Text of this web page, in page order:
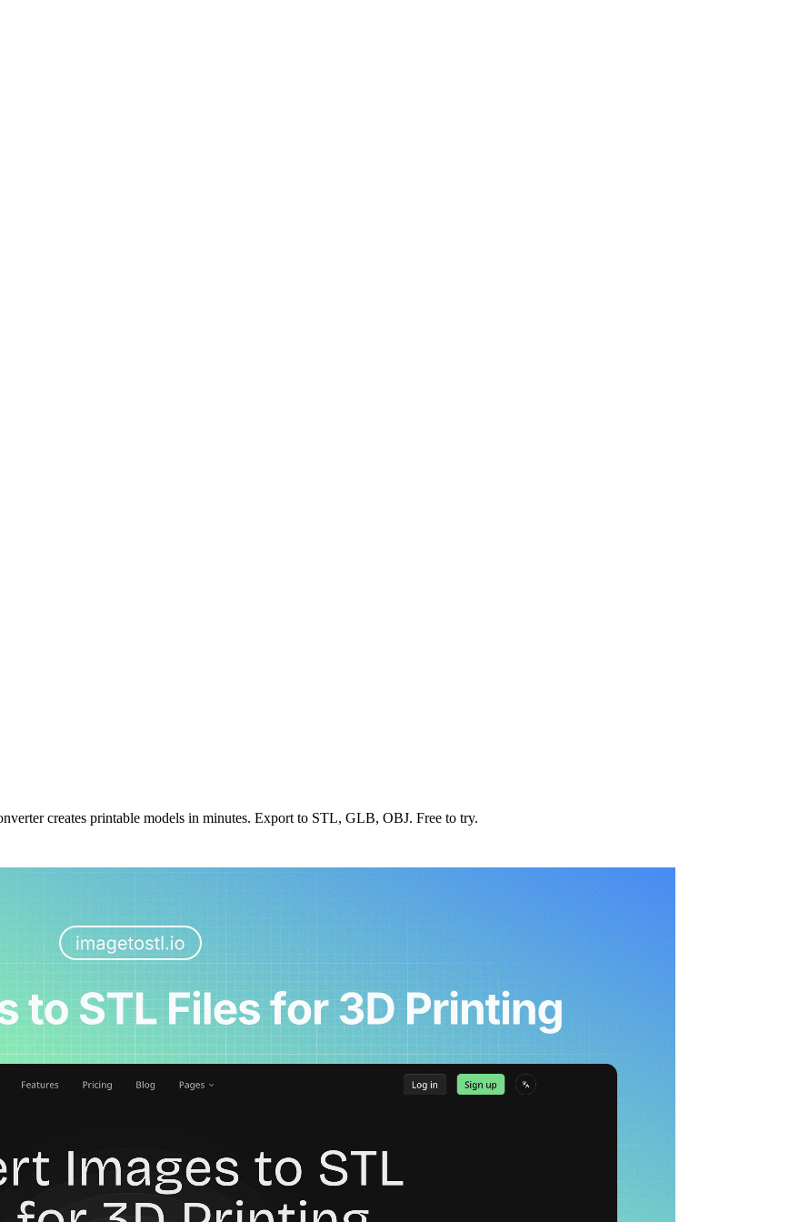
creates printable models in minutes. Export to STL, GLB, OBJ. Free to try.